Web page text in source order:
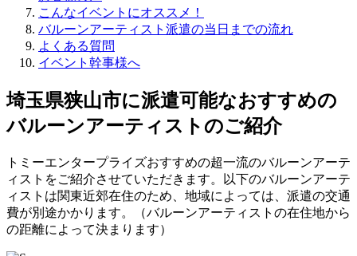
こんなイベントにオススメ！
バルーンアーティスト派遣の当日までの流れ
よくある質問
イベント幹事様へ
埼玉県狭山市に派遣可能なおすすめの
バルーンアーティストのご紹介
トミーエンタープライズおすすめの超一流のバルーンアーテ
ィストをご紹介させていただきます。以下のバルーンアーテ
ィストは関東近郊在住のため、地域によっては、派遣の交通
費が別途かかります。（バルーンアーティストの在住地から
の距離によって決まります）